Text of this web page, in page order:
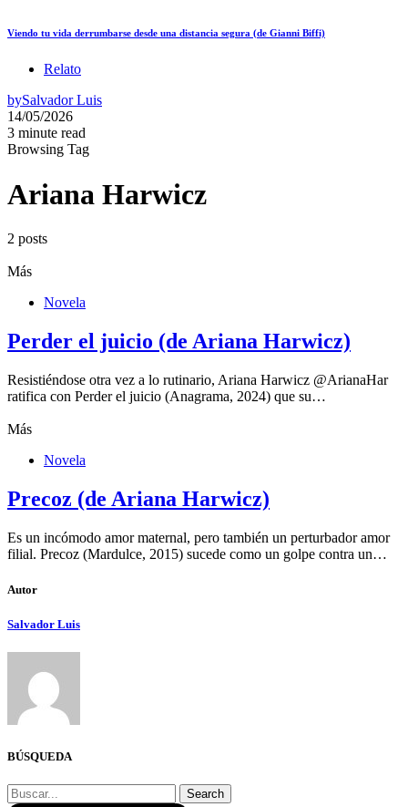
Viendo tu vida derrumbarse desde una distancia segura (de Gianni Biffi)
Relato
bySalvador Luis
14/05/2026
3 minute read
Browsing Tag
Ariana Harwicz
2 posts
Más
Novela
Perder el juicio (de Ariana Harwicz)
Resistiéndose otra vez a lo rutinario, Ariana Harwicz @ArianaHar
ratifica con Perder el juicio (Anagrama, 2024) que su…
Más
Novela
Precoz (de Ariana Harwicz)
Es un incómodo amor maternal, pero también un perturbador amor
filial. Precoz (Mardulce, 2015) sucede como un golpe contra un…
Autor
Salvador Luis
BÚSQUEDA
Search